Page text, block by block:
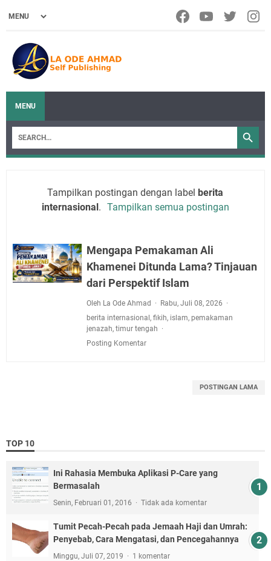
MENU
Tampilkan postingan dengan labelberita
internasional. Tampilkan semua postingan
Mengapa Pemakaman Ali
Khamenei Ditunda Lama? Tinjauan
dari Perspektif Islam
Oleh La Ode Ahmad
Rabu, Juli 08, 2026
berita internasional, fikih, islam, pemakaman
jenazah, timur tengah
Posting Komentar
POSTINGAN LAMA
TOP 10
Ini Rahasia Membuka Aplikasi P-Care yang
Bermasalah
Senin, Februari 01, 2016 Tidak ada komentar
Tumit Pecah-Pecah pada Jemaah Haji dan Umrah:
Penyebab, Cara Mengatasi, dan Pencegahannya
Minggu, Juli 07, 2019 1 komentar